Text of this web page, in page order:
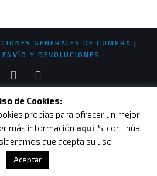
GENERALES DE COMPRA |
Y DEVOLUCIONES
de Cookies:
propias para ofrecer un mejor
más información aquí. Si continúa
que acepta su uso
Aceptar